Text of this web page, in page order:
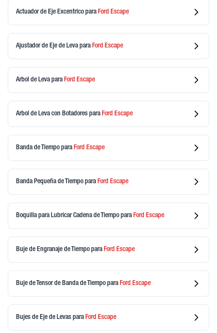
Actuador de Eje Excentrico para Ford Escape
Ajustador de Eje de Levapara Ford Escape
Arbol de Levapara Ford Escape
Arbol de Leva con Botadores para Ford Escape
Banda de Tiempo para Ford Escape
Banda Pequeña de Tiempo para Ford Escape
Boquilla para Lubricar Cadena de Tiempo para Ford Escape
Buje de Engranaje de Tiempo para Ford Escape
Buje de Tensor de Banda de Tiempo para Ford Escape
Bujes de Eje de Levas para Ford Escape